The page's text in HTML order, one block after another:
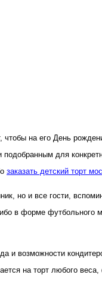
на его День
для
заказать детский торт
но и все гости,
в форме футбольного
и возможности
на торт любого